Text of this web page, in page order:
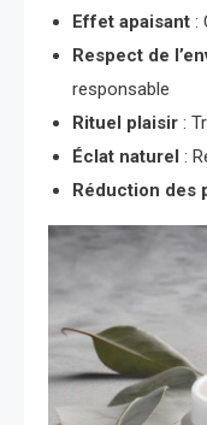
Effet apaisant :
Respect de
responsable
Rituel plaisir :
Éclat naturel :
Réduction des